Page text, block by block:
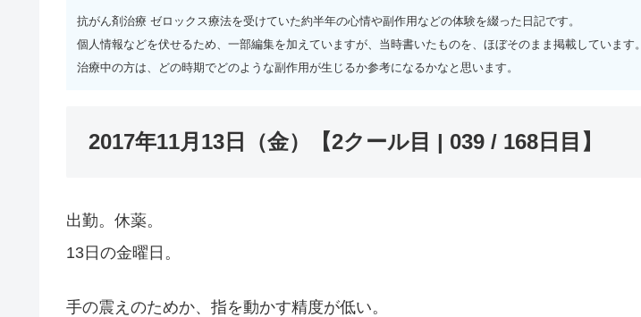
抗がん剤治療 ゼロックス療法を受けていた約半年の心情や副作用などの体験を綴った日記です。
個人情報などを伏せるため、一部編集を加えていますが、当時書いたものを、ほぼそのまま掲載しています。
治療中の方は、どの時期でどのような副作用が生じるか参考になるかなと思います。
2017年11月13日（金）【2クール目 | 039 / 168日目】
出勤。休薬。
13日の金曜日。
手の震えのためか、指を動かす精度が低い。